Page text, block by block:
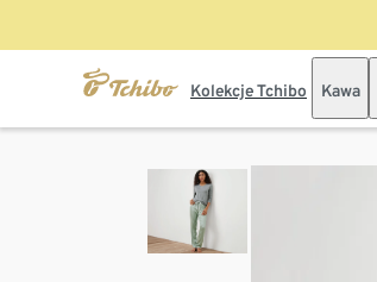
Kolekcje Tchibo Kawa